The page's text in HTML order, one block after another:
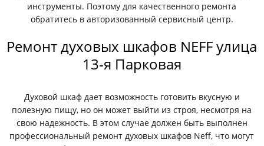
инструменты. Поэтому для качественного ремонта
обратитесь в авторизованный сервисный центр.
Ремонт духовых шкафов NEFF улица
13-я Парковая
Духовой шкаф дает возможность готовить вкусную и
полезную пищу, но он может выйти из строя, несмотря на
свою надежность. В этом случае должен быть выполнен
профессиональный ремонт духовых шкафов Neff, что могут